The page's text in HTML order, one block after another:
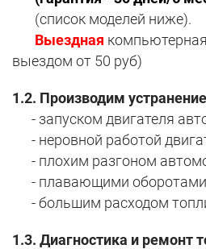
(список моделей ниже).
Выездная
выездом от 50 руб)
1.2. Производим
- запуском двигателя
- неровной работой
- плохим разгоном
- плавающими оборотами
- большим расходом
1.3. Диагностика и ремонт